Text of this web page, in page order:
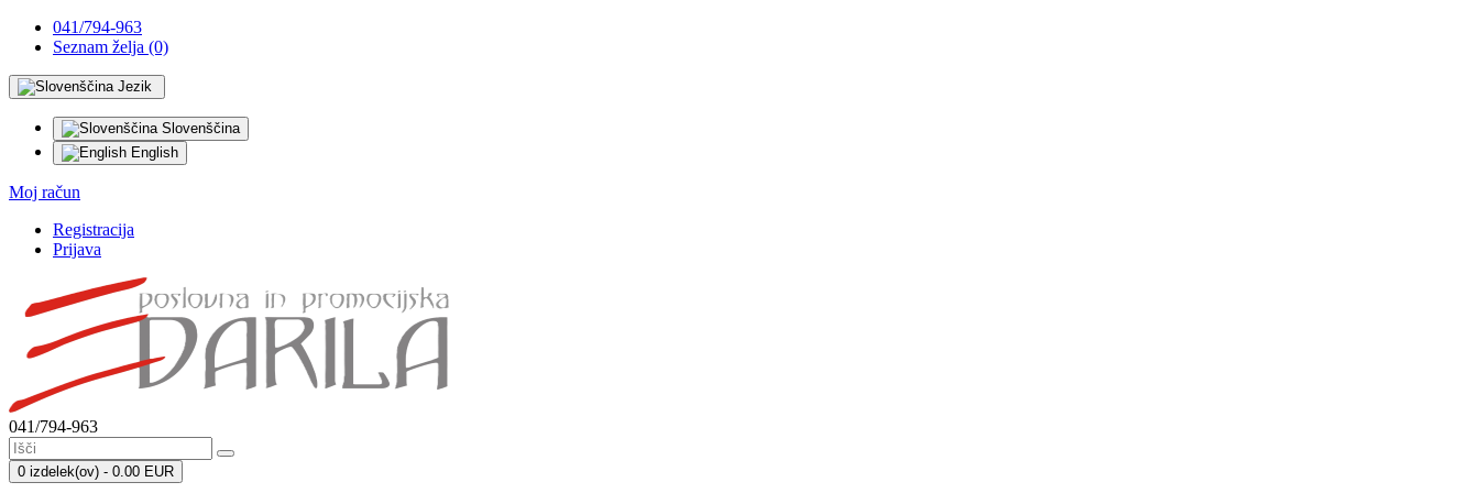
041/794-963
Seznam želja (0)
Jezik
Slovenščina
English
Moj račun
Registracija
Prijava
041/794-963
0 izdelek(ov) - 0.00 EUR